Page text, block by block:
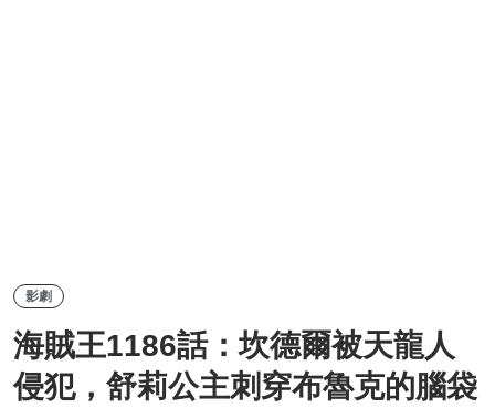
影劇
海賊王1186話：坎德爾被天龍人
侵犯，舒莉公主刺穿布魯克的腦袋